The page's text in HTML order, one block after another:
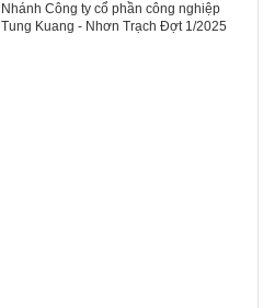
Nhánh Công ty cổ phần công nghiệp
Tung Kuang - Nhơn Trạch Đợt 1/2025